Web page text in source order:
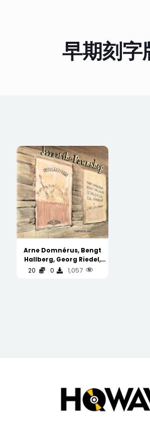
早期刻字
Arne Domnérus, Bengt
Hallberg, Georg Riedel,
Egil Johansen + Lars
20 0 1,057